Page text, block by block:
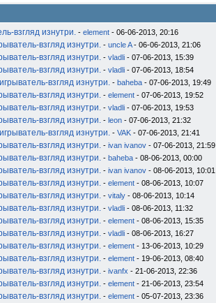
взгляд изнутри. - element - 06-06-2013, 20:16
взгляд изнутри. - uncle A- 06-06-2013, 21:06
взгляд изнутри. - vladli - 07-06-2013, 15:39
взгляд изнутри. - vladli - 07-06-2013, 18:54
взгляд изнутри. - baheba - 07-06-2013, 19:49
взгляд изнутри. - element - 07-06-2013, 19:52
взгляд изнутри. - vladli - 07-06-2013, 19:53
взгляд изнутри. - leon - 07-06-2013, 21:32
взгляд изнутри. - VAK - 07-06-2013, 21:41
взгляд изнутри. - ivan ivanov - 07-06-2013, 21:59
взгляд изнутри. - baheba - 08-06-2013, 00:00
взгляд изнутри. - ivan ivanov - 08-06-2013, 10:01
взгляд изнутри. - element - 08-06-2013, 10:07
взгляд изнутри. - vitaly - 08-06-2013, 10:14
взгляд изнутри. - vladli - 08-06-2013, 11:32
взгляд изнутри. - element - 08-06-2013, 15:35
взгляд изнутри. - vladli - 08-06-2013, 16:27
взгляд изнутри. - element - 13-06-2013, 10:29
взгляд изнутри. - element - 19-06-2013, 08:40
взгляд изнутри. - ivanfx - 21-06-2013, 22:36
взгляд изнутри. - element - 21-06-2013, 23:54
взгляд изнутри. - element - 05-07-2013, 23:36